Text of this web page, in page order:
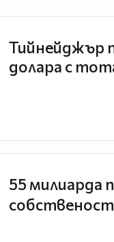
Тийнейджър
долара с
55 милиарда